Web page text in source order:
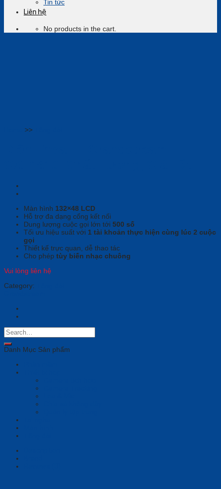
Tin tức
Liên hệ
No products in the cart.
>>
Màn hình 132×48 LCD
Hỗ trợ đa dạng cổng kết nối
Dung lượng cuộc gọi lớn tới 500 số
Tối ưu hiệu suất với 1 tài khoản thực hiện cùng lúc 2 cuộc
gọi
Thiết kế trực quan, dễ thao tác
Cho phép tùy biến nhạc chuông
Vui lòng liên hệ
Category:
Danh Mục Sản phẩm